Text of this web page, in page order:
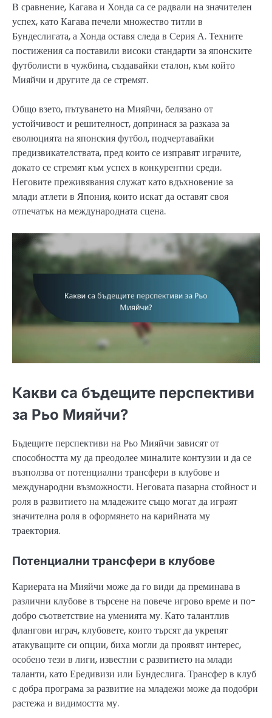
В сравнение, Кагава и Хонда са се радвали на значителен
успех, като Кагава печели множество титли в
Бундеслигата, а Хонда оставя следа в Серия А. Техните
постижения са поставили високи стандарти за японските
футболисти в чужбина, създавайки еталон, към който
Мияйчи и другите да се стремят.
Общо взето, пътуването на Мияйчи, белязано от
устойчивост и решителност, допринася за разказа за
еволюцията на японския футбол, подчертавайки
предизвикателствата, пред които се изправят играчите,
докато се стремят към успех в конкурентни среди.
Неговите преживявания служат като вдъхновение за
млади атлети в Япония, които искат да оставят своя
отпечатък на международната сцена.
Какви са бъдещите перспективи
за Рьо Мияйчи?
Бъдещите перспективи на Рьо Мияйчи зависят от
способността му да преодолее миналите контузии и да се
възползва от потенциални трансфери в клубове и
международни възможности. Неговата пазарна стойност и
роля в развитието на младежите също могат да играят
значителна роля в оформянето на карийната му
траектория.
Потенциални трансфери в клубове
Кариерата на Мияйчи може да го види да преминава в
различни клубове в търсене на повече игрово време и по-
добро съответствие на уменията му. Като талантлив
флангови играч, клубовете, които търсят да укрепят
атакуващите си опции, биха могли да проявят интерес,
особено тези в лиги, известни с развитието на млади
таланти, като Ередивизи или Бундеслига. Трансфер в клуб
с добра програма за развитие на младежи може да подобри
растежа и видимостта му.